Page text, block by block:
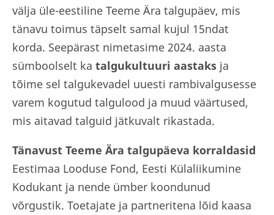
välja üle-eestiline Teeme Ära talgupäev, mis
tänavu toimus täpselt samal kujul 15ndat
korda. Seepärast nimetasime 2024. aasta
sümboolselt ka talgukultuuri aastaks ja
tõime sel talgukevadel uuesti rambivalgusesse
varem kogutud talgulood ja muud väärtused,
mis aitavad talguid jätkuvalt rikastada.
Tänavust Teeme Ära talgupäeva korraldasid
Eestimaa Looduse Fond, Eesti Külaliikumine
Kodukant ja nende ümber koondunud
võrgustik. Toetajate ja partneritena lõid kaasa